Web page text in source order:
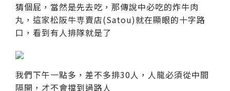
猜個屁，當然是先去吃，那傳說中必吃的炸牛肉
丸，這家松阪牛専賣店(Satou)就在顯眼的十字路
口，看到有人排隊就是了
我們下午一點多，差不多排30人，人龍必須從中間
隔開，才不會擋到過路人